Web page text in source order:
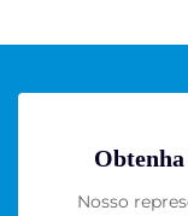
Nosso